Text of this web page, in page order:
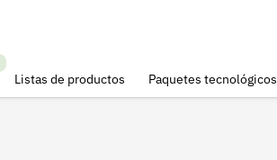
Listas de productos Paquetes tecnológicos